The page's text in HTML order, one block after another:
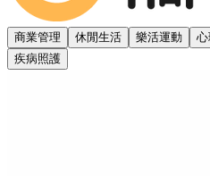
商業管理 休閒生活 樂活運動
疾病照護